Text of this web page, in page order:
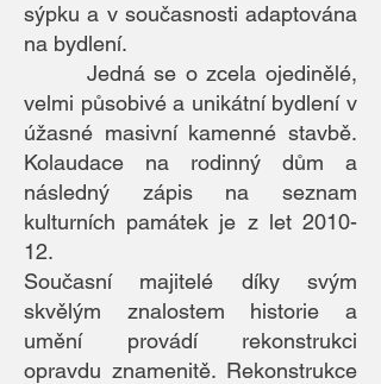
sýpku a v současnosti adaptována
na bydlení.
Jedná se o zcela ojedinělé,
velmi působivé a unikátní bydlení v
úžasné masivní kamenné stavbě.
Kolaudace na rodinný dům a
následný zápis na seznam
kulturních památek je z let 2010-
12.
Současní majitelé díky svým
skvělým znalostem historie a
umění provádí rekonstrukci
opravdu znamenitě. Rekonstrukce